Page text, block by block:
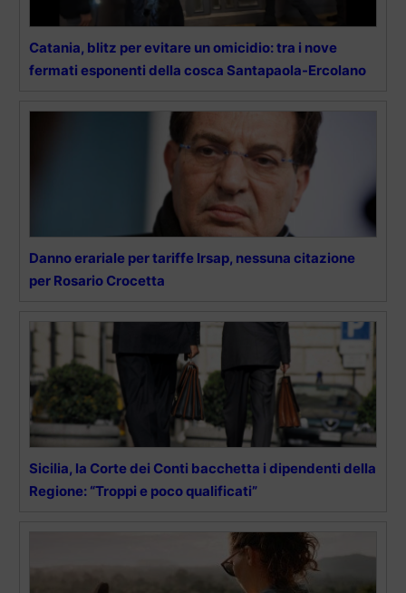
Catania, blitz per evitare un omicidio: tra i nove
fermati esponenti della cosca Santapaola-Ercolano
Danno erariale per tariffe Irsap, nessuna citazione
per Rosario Crocetta
Sicilia, la Corte dei Conti bacchetta i dipendenti della
Regione: “Troppi e poco qualificati”